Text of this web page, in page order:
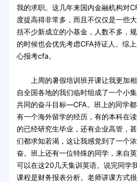
我的求职。这几年来国内金融机构对
度提高得非常多，而且不仅仅是一些
括不少新成立的小基金，人数不多，
的时候也会优先考虑CFA持证人。综
心报考cfa。
上周的暑假培训班开课让我更加相
自全国各地的我们临时组成了一个小
共同的奋斗目标—CFA。班上的同学
有一个海外留学的经历，有的本科在
的已经研究生毕业，还有企业高管，
们都求知若渴，这让我感觉到了一个
奋。班上还有一位特殊的同学，来自
可以在这20几天集训英语。说完同学
课程是财务报表分析。老师讲课方式